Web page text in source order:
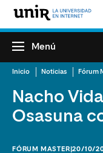
Menú
Inicio Noticias Fórum
Nacho
Osasuna
FÓRUM MASTER |20/10/